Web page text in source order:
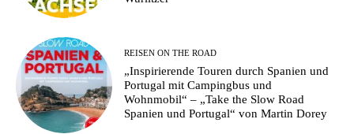
REISEN ON THE ROAD
„Inspirierende Touren durch Spanien und
Portugal mit Campingbus und
Wohnmobil“ – „Take the Slow Road
Spanien und Portugal“ von Martin Dorey